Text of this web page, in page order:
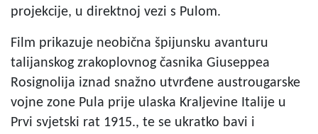
projekcije, u direktnoj vezi s Pulom.
Film prikazuje neobična špijunsku avanturu
talijanskog zrakoplovnog časnika Giuseppea
Rosignolija iznad snažno utvrđene austrougarske
vojne zone Pula prije ulaska Kraljevine Italije u
Prvi svjetski rat 1915., te se ukratko bavi i